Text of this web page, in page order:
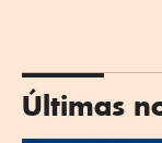
Últimas